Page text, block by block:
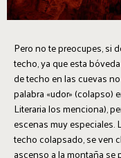
Pero no te preocupes, si
techo, ya que esta
de techo en las cuevas
palabra «udor» (colapso)
Literaria los menciona),
escenas muy especiales.
techo colapsado, se ven
ascenso a la montaña